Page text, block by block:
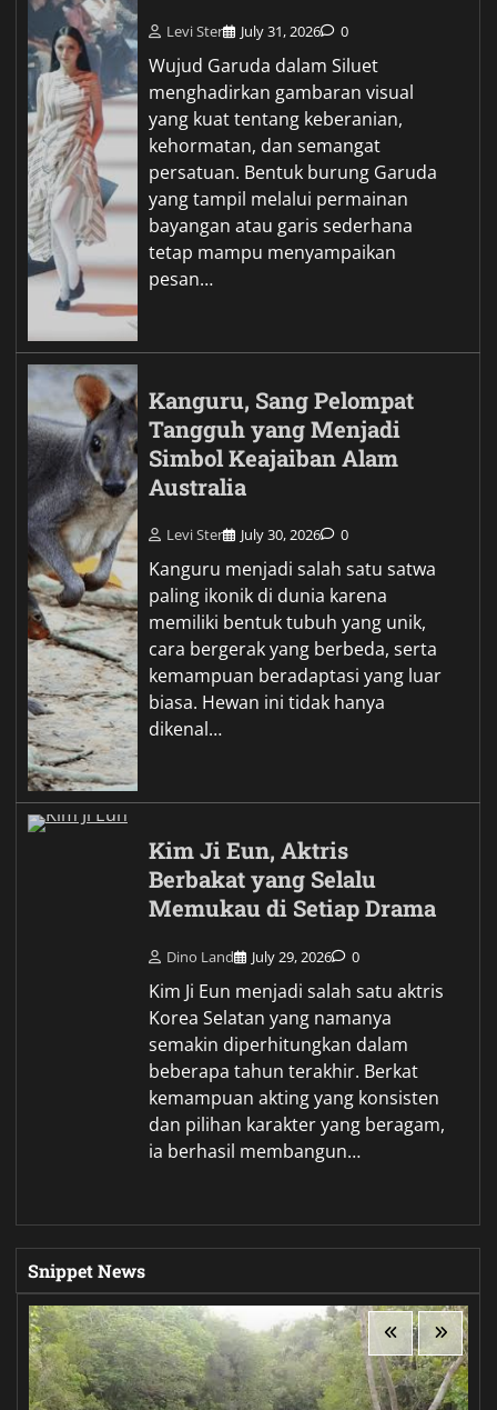
Levi Ster July 31, 2026 0
Wujud Garuda dalam Siluet
menghadirkan gambaran visual
yang kuat tentang keberanian,
kehormatan, dan semangat
persatuan. Bentuk burung Garuda
yang tampil melalui permainan
bayangan atau garis sederhana
tetap mampu menyampaikan
pesan…
Kanguru, Sang Pelompat
Tangguh yang Menjadi
Simbol Keajaiban Alam
Australia
Levi Ster July 30, 2026 0
Kanguru menjadi salah satu satwa
paling ikonik di dunia karena
memiliki bentuk tubuh yang unik,
cara bergerak yang berbeda, serta
kemampuan beradaptasi yang luar
biasa. Hewan ini tidak hanya
dikenal…
Kim Ji Eun, Aktris
Berbakat yang Selalu
Memukau di Setiap Drama
Dino Land July 29, 2026 0
Kim Ji Eun menjadi salah satu aktris
Korea Selatan yang namanya
semakin diperhitungkan dalam
beberapa tahun terakhir. Berkat
kemampuan akting yang konsisten
dan pilihan karakter yang beragam,
ia berhasil membangun…
Snippet News